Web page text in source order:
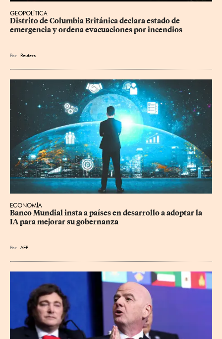
GEOPOLÍTICA
Distrito de Columbia Británica declara estado de
emergencia y ordena evacuaciones por incendios
Por Reuters
ECONOMÍA
Banco Mundial insta a países en desarrollo a adoptar la
IA para mejorar su gobernanza
Por AFP